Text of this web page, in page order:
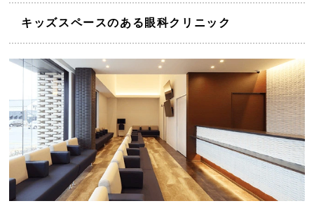
キッズスペースのある眼科クリニック